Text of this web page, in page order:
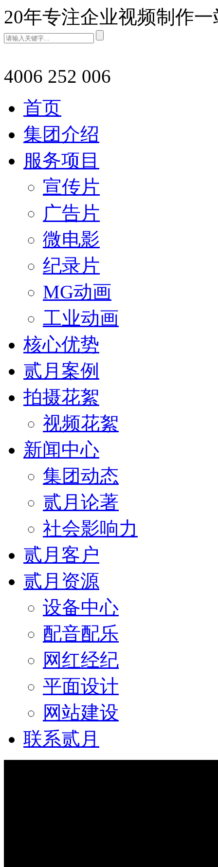
20年专注企业视频制作
4006 252 006
首页
集团介绍
服务项目
宣传片
广告片
微电影
纪录片
MG动画
工业动画
核心优势
贰月案例
拍摄花絮
视频花絮
新闻中心
集团动态
贰月论著
社会影响力
贰月客户
贰月资源
设备中心
配音配乐
网红经纪
平面设计
网站建设
联系贰月